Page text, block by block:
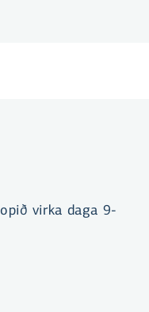
virka daga 9-